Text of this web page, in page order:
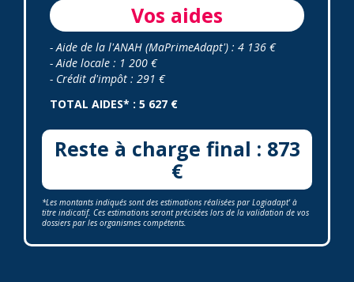
Vos aides
- Aide de la l'ANAH (MaPrimeAdapt') : 4 136 €
- Aide locale : 1 200 €
- Crédit d'impôt : 291 €
TOTAL AIDES* : 5 627 €
Reste à charge final : 873
€
*Les montants indiqués sont des estimations réalisées par Logiadapt' à
titre indicatif. Ces estimations seront précisées lors de la validation de vos
dossiers par les organismes compétents.